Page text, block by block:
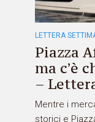
LETTERA
Piazza
ma c’è
–
Mentre i
storici e